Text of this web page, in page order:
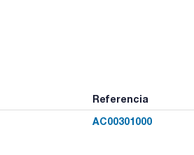
Referencia
AC00301000